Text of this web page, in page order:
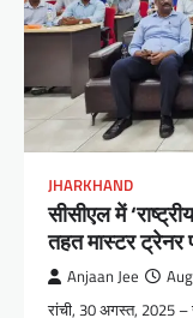
JHARKHAND
सीसीएल में
तहत मास्टर ट्रेनर
Anjaan Jee
रांची, 30 अगस्त, 2025